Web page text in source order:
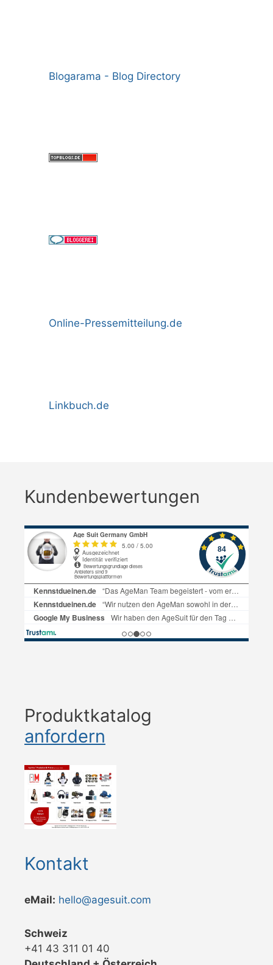
Blogarama - Blog Directory
Online-Pressemitteilung.de
Linkbuch.de
Kundenbewertungen
Produktkatalog
anfordern
Kontakt
eMail: hello@agesuit.com
Schweiz
+41 43 311 01 40